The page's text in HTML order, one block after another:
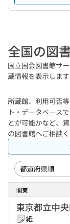
全国の図
国立国会図書館サ
蔵情報を表示します
所蔵館、利用可否
ト・データベース
とが可能かなど、
の図書館へご相談
関東
東京都立中
紙